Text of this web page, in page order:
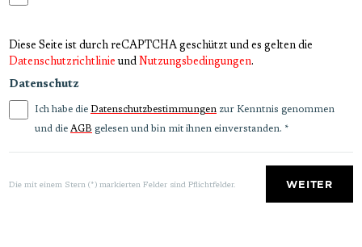
Diese Seite ist durch reCAPTCHA geschützt und es gelten die
Datenschutzrichtlinie und Nutzungsbedingungen.
Datenschutz
Ich habe die Datenschutzbestimmungen zur Kenntnis genommen
und die AGB gelesen und bin mit ihnen einverstanden. *
Die mit einem Stern (*) markierten Felder sind Pflichtfelder. WEITER